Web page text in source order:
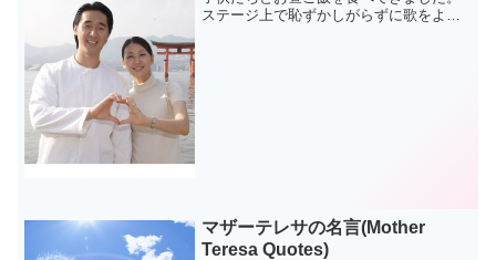
ステージ上で恥ずかしがらずに歌をよく
マザーテレサの名言(Mother
Teresa Quotes)